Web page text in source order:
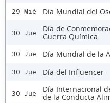
29 Mié Día Mundial del
30 Jue
Día de
Guerra Química
30 Jue Día Mundial de la
30 Jue Día del Influencer
30 Jue
Día Internacional
de la Conducta